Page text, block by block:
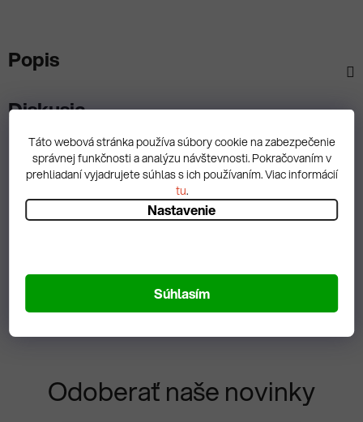
Táto webová stránka používa súbory cookie na zabezpečenie
správnej funkčnosti a analýzu návštevnosti. Pokračovaním v
prehliadaní vyjadrujete súhlas s ich používaním. Viac informácií
tu.
Nastavenie
Súhlasím
Popis
Diskusia
Spätná väzba
Zobrazit hodnotenie
Odoberať naše novinky